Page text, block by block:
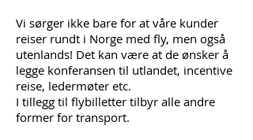
Vi sørger ikke bare for at våre kunder
reiser rundt i Norge med fly, men også
utenlands! Det kan være at de ønsker å
legge konferansen til utlandet, incentive
reise, ledermøter etc.
I tillegg til flybilletter tilbyr alle andre
former for transport.